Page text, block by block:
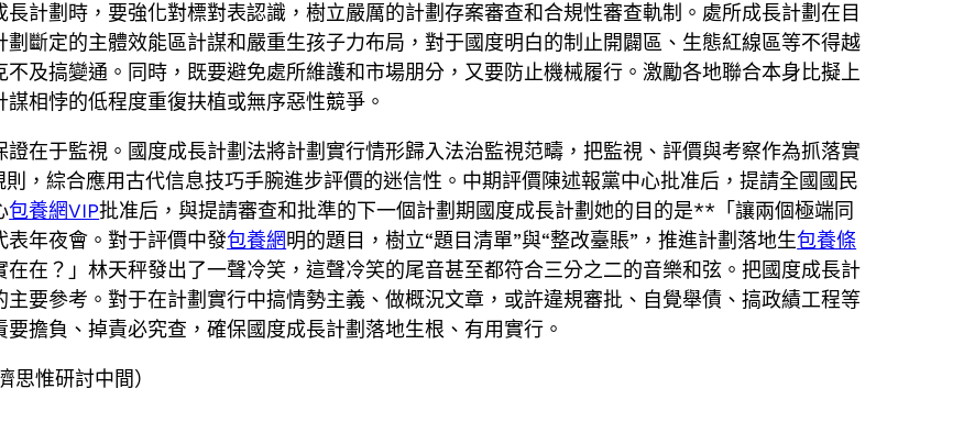
計劃時，要強化對標對表認識，樹立嚴厲的計劃存案審查和合規性審查軌制。處所成長計劃在目
斷定的主體效能區計謀和嚴重生孩子力布局，對于國度明白的制止開闢區、生態紅線區等不得越
及搞變通。同時，既要避免處所維護和市場朋分，又要防止機械履行。激勵各地聯合本身比擬上
相悖的低程度重復扶植或無序惡性競爭。
在于監視。國度成長計劃法將計劃實行情形歸入法治監視范疇，把監視、評價與考察作為抓落實
，綜合應用古代信息技巧手腕進步評價的迷信性。中期評價陳述報黨中心批准后，提請全國國民
包養網VIP批准后，與提請審查和批準的下一個計劃期國度成長計劃她的目的是**「讓兩個極端同
表年夜會。對于評價中發包養網明的題目，樹立“題目清單”與“整改臺賬”，推進計劃落地生包養條
在在？」林天秤發出了一聲冷笑，這聲冷笑的尾音甚至都符合三分之二的音樂和弦。把國度成長計
要參考。對于在計劃實行中搞情勢主義、做概況文章，或許違規審批、自覺舉債、搞政績工程等
擔負、掉責必究查，確保國度成長計劃落地生根、有用實行。
思惟研討中間）